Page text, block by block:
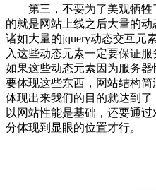
第三，不要为了美观牺牲
的就是网站上线之后大量的动
诸如大量的jquery动态交互元
入这些动态元素一定要保证
如果这些动态元素因为服务
要体现这些东西，网站结构
体现出来我们的目的就达到
以网站性能是基础，还要通
分体现到显眼的位置才行。